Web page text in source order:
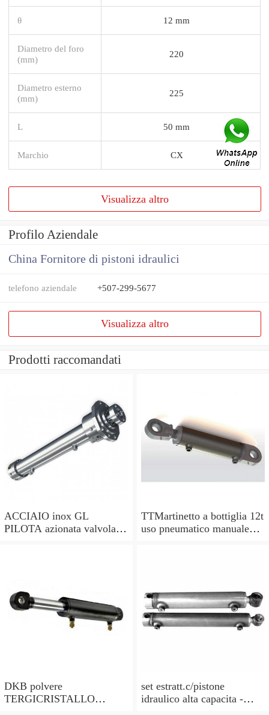
θ 12 mm
Diametro del foro
(mm)
220
Diametro esterno
(mm)
225
L 50 mm
Marchio CX
Visualizza altro
Profilo Aziendale
China Fornitore di pistoni idraulici
telefono aziendale +507-299-5677
Visualizza altro
Prodotti raccomandati
ACCIAIO inox GL
PILOTA azionata valvola di
TTMartinetto a bottiglia 12t
uso pneumatico manuale
DKB polvere
TERGICRISTALLO
set estratt.c/pistone
idraulico alta capacita -